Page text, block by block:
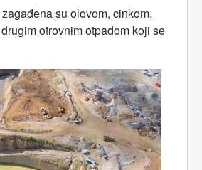
su olovom, cinkom,
otrovnim otpadom koji se